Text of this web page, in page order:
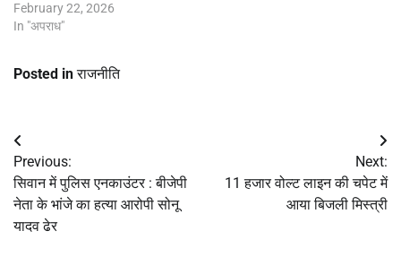
February 22, 2026
In "अपराध"
Posted inराजनीति
Post
navigation
Previous:
सिवान में पुलिस एनकाउंटर : बीजेपी
नेता के भांजे का हत्या आरोपी सोनू
यादव ढेर
Next:
11 हजार वोल्ट लाइन की चपेट में
आया बिजली मिस्त्री